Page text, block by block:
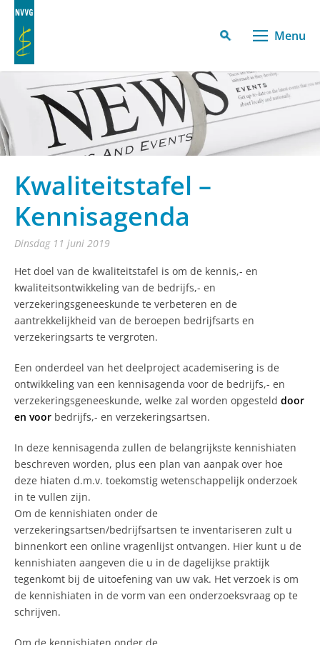
Menu
Kwaliteitstafel –
Kennisagenda
dinsdag 11 juni 2019
Het doel van de kwaliteitstafel is om de kennis,- en
kwaliteitsontwikkeling van de bedrijfs,- en
verzekeringsgeneeskunde te verbeteren en de
aantrekkelijkheid van de beroepen bedrijfsarts en
verzekeringsarts te vergroten.
Een onderdeel van het deelproject academisering is de
ontwikkeling van een kennisagenda voor de bedrijfs,- en
verzekeringsgeneeskunde, welke zal worden opgesteld door
en voor bedrijfs,- en verzekeringsartsen.
In deze kennisagenda zullen de belangrijkste kennishiaten
beschreven worden, plus een plan van aanpak over hoe
deze hiaten d.m.v. toekomstig wetenschappelijk onderzoek
in te vullen zijn.
Om de kennishiaten onder de
verzekeringsartsen/bedrijfsartsen te inventariseren zult u
binnenkort een online vragenlijst ontvangen. Hier kunt u de
kennishiaten aangeven die u in de dagelijkse praktijk
tegenkomt bij de uitoefening van uw vak. Het verzoek is om
de kennishiaten in de vorm van een onderzoeksvraag op te
schrijven.